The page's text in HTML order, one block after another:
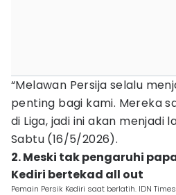
“Melawan Persija selalu
penting bagi kami. Mereka
di Liga, jadi ini akan menjadi
Sabtu (16/5/2026).
2. Meski tak pengaruhi
Kediri bertekad all out
Pemain Persik Kediri saat berlatih. IDN